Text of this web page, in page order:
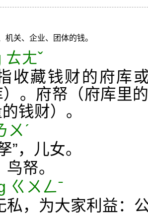
机关、企业、团体的钱。
ㄊㄤˇ
收藏钱财的府库
）。府帑（府库里
钱财）。
ㄨˊ
”，儿女。
帑。
ㄍㄨㄥˉ
，为大家利益：